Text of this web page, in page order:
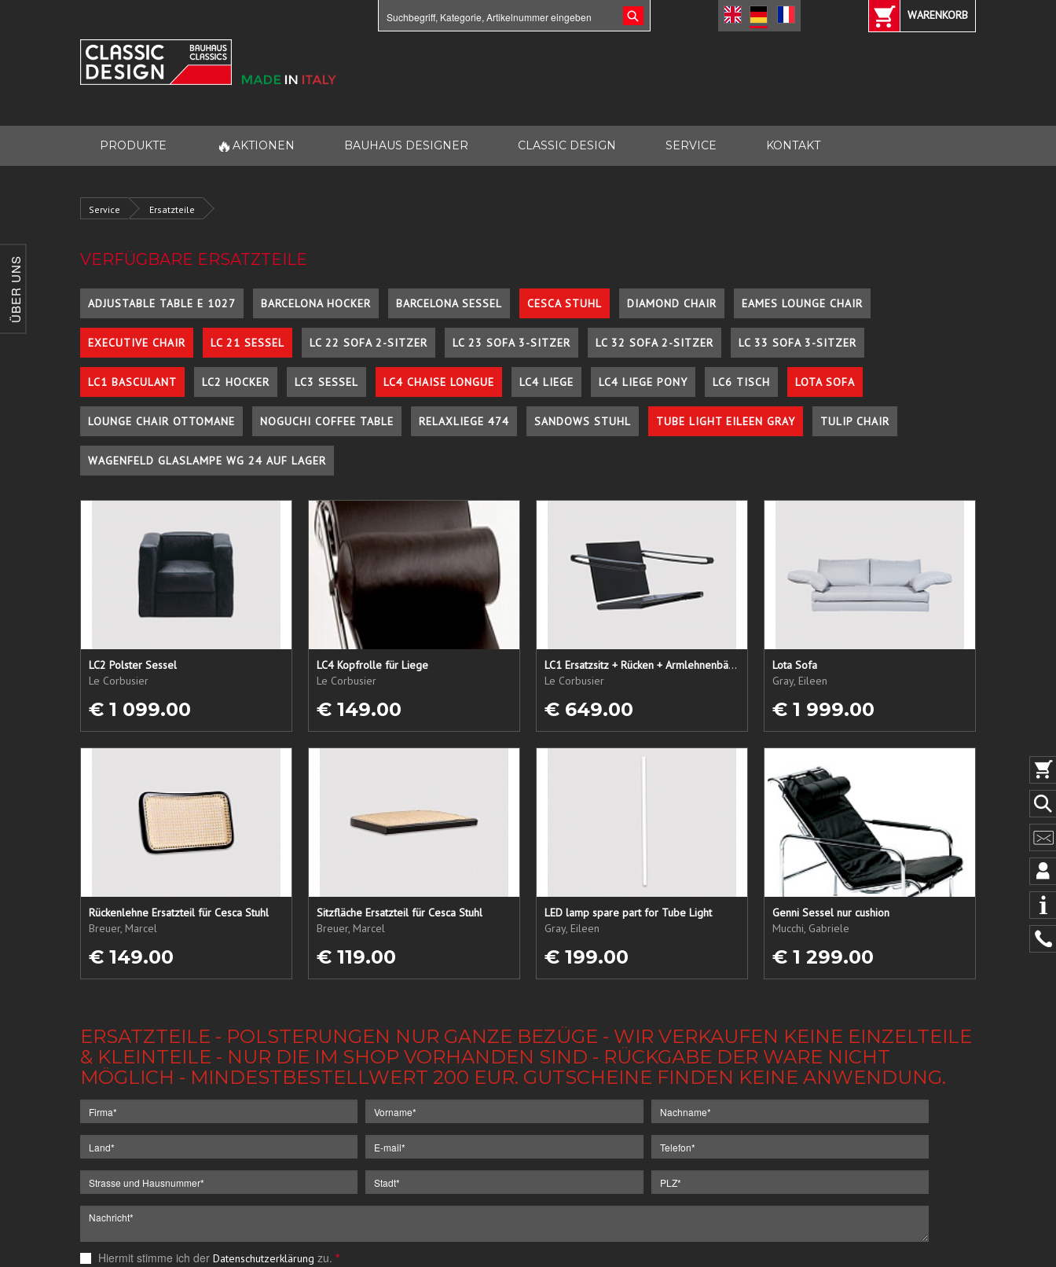
ÜBER UNS
WARENKORB
PRODUKTE 🔥 AKTIONEN BAUHAUS DESIGNER CLASSIC DESIGN SERVICE KONTAKT
Service Ersatzteile
VERFÜGBARE ERSATZTEILE
ADJUSTABLE TABLE E 1027 BARCELONA HOCKER BARCELONA SESSEL CESCA STUHL DIAMOND CHAIR EAMES LOUNGE CHAIR
EXECUTIVE CHAIR LC 21 SESSEL LC 22 SOFA 2-SITZER LC 23 SOFA 3-SITZER LC 32 SOFA 2-SITZER LC 33 SOFA 3-SITZER
LC1 BASCULANT LC2 HOCKER LC3 SESSEL LC4 CHAISE LONGUE LC4 LIEGE LC4 LIEGE PONY LC6 TISCH LOTA SOFA
LOUNGE CHAIR OTTOMANE NOGUCHI COFFEE TABLE RELAXLIEGE 474 SANDOWS STUHL TUBE LIGHT EILEEN GRAY TULIP CHAIR
WAGENFELD GLASLAMPE WG 24 AUF LAGER
LC2 Polster Sessel
Le Corbusier
€ 1 099.00
LC4 Kopfrolle für Liege
Le Corbusier
€ 149.00
LC1 Ersatzsitz + Rücken + Armlehnenbänder
Le Corbusier
€ 649.00
Lota Sofa
Gray, Eileen
€ 1 999.00
Rückenlehne Ersatzteil für Cesca Stuhl
Breuer, Marcel
€ 149.00
Sitzfläche Ersatzteil für Cesca Stuhl
Breuer, Marcel
€ 119.00
LED lamp spare part for Tube Light
Gray, Eileen
€ 199.00
Genni Sessel nur cushion
Mucchi, Gabriele
€ 1 299.00
ERSATZTEILE - POLSTERUNGEN NUR GANZE BEZÜGE - WIR VERKAUFEN KEINE EINZELTEILE
& KLEINTEILE - NUR DIE IM SHOP VORHANDEN SIND - RÜCKGABE DER WARE NICHT
MÖGLICH - MINDESTBESTELLWERT 200 EUR. GUTSCHEINE FINDEN KEINE ANWENDUNG.
Hiermit stimme ich der Datenschutzerklärung zu. *